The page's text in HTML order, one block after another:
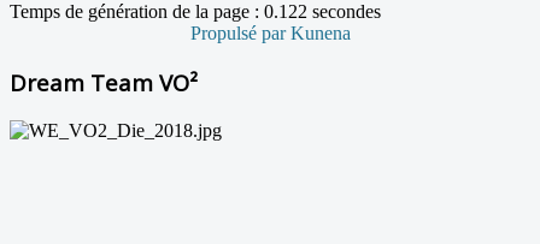
Temps de génération de la page : 0.122 secondes
Propulsé parKunena
Dream Team VO²